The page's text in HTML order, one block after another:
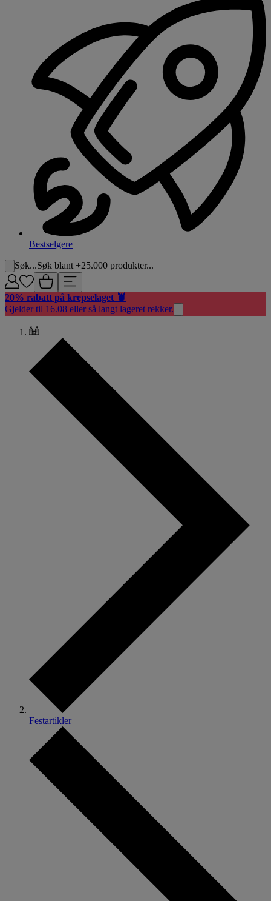
Bestselgere
Søk...Søk blant +25.000 produkter...
20% rabatt på krepselaget 🦞
Gjelder til 16.08 eller så langt lageret rekker.
Festartikler